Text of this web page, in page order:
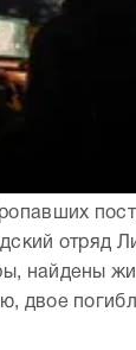
отряд
найдены
двое